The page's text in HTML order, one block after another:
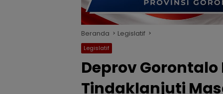
Beranda Legislatif
Legislatif
Deprov
Tindaklanjuti